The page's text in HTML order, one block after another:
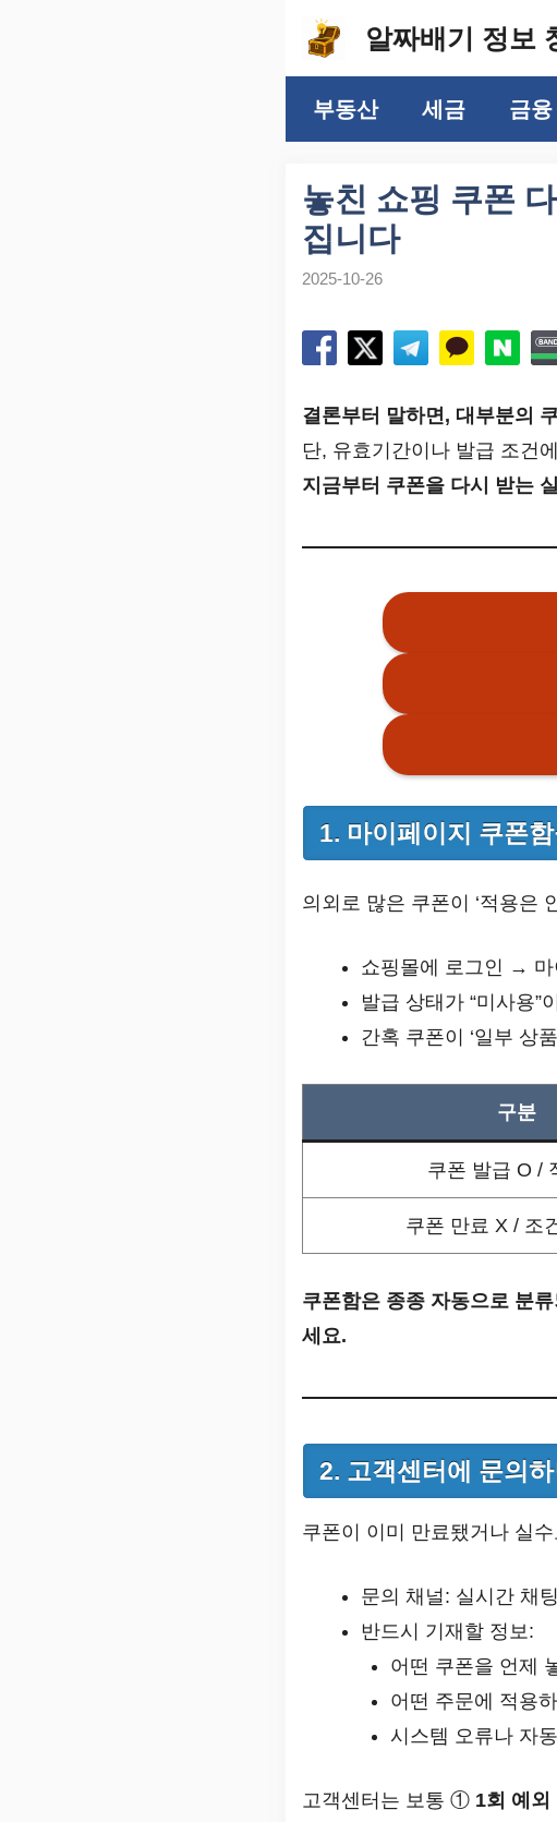
알짜배기 정보
부동산 세금 금융
놓친 쇼핑 쿠폰
집니다
2025-10-26
결론부터 말하면, 대부분의
단, 유효기간이나 발급 조건
지금부터 쿠폰을 다시 받는
1. 마이페이지 쿠폰
의외로 많은 쿠폰이 ‘적용은
쇼핑몰에 로그인 →
발급 상태가 “미사용”
간혹 쿠폰이 ‘일부 상
구분
쿠폰 발급 O /
쿠폰 만료 X / 조
쿠폰함은 종종 자동으로 분
세요.
2. 고객센터에 문의
쿠폰이 이미 만료됐거나 실
문의 채널: 실시간 채
반드시 기재할 정보:
어떤 쿠폰을 언제
어떤 주문에 적용
시스템 오류나 자
고객센터는 보통 ① 1회 예외